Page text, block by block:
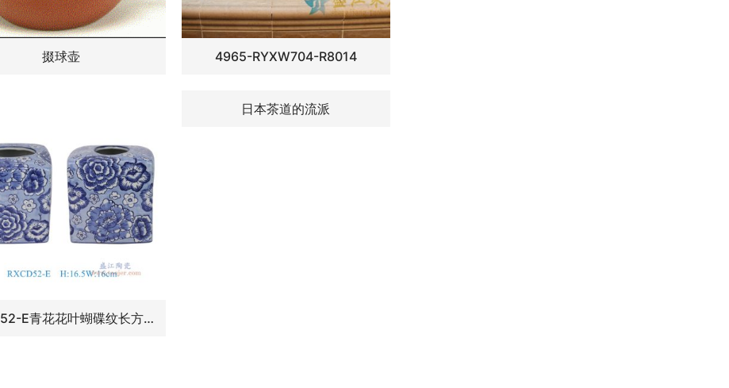
掇球壶 4965-RYXW704-R8014
RXCD52-E青花花叶蝴碟纹长方形抽纸罐抽纸盒
日本茶道的流派